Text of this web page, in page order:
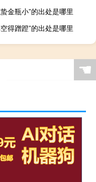
金瓶小”的出处是哪里
得蹭蹬”的出处是哪里
☚